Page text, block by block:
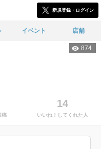
新規登録・ログイン
イベント 店舗
874
稿
14
いいね！してくれた人